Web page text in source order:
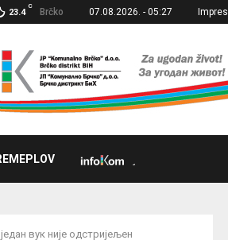
23.4
C
Brčko 07.08.2026. - 05:27
вук није одстријељен